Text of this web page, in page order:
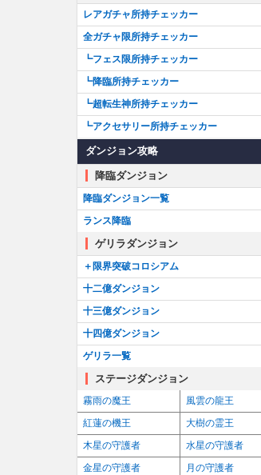
レアガチャ所持チェッカー
全ガチャ限所持チェッカー
┗フェス限所持チェッカー
┗降臨所持チェッカー
┗超転生神所持チェッカー
┗アクセサリー所持チェッカー
ダンジョン攻略
降臨ダンジョン
降臨ダンジョン一覧
ランス降臨
ゲリラダンジョン
＋限界突破コロシアム
十二億ダンジョン
十三億ダンジョン
十四億ダンジョン
ゲリラ一覧
ステージダンジョン
霧雨の魔王
風雲の龍王
紅蓮の機王
大樹の霊王
木星の守護者
水星の守護者
金星の守護者
月の守護者